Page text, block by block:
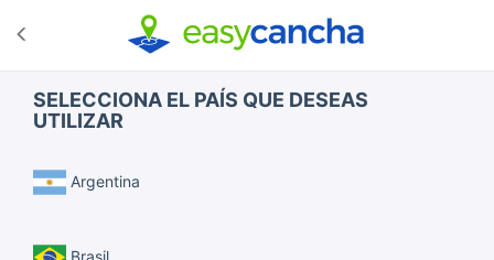
SELECCIONA EL PAÍS QUE DESEAS
UTILIZAR
Argentina
Brasil